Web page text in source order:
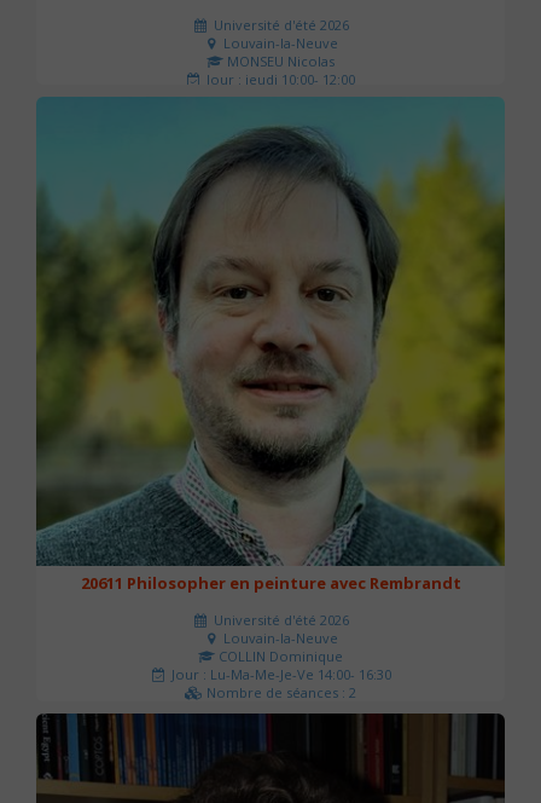
Université d'été 2026
Louvain-la-Neuve
MONSEU Nicolas
Jour : jeudi 10:00- 12:00
Nombre de séances : 1
20611 Philosopher en peinture avec Rembrandt
Université d'été 2026
Louvain-la-Neuve
COLLIN Dominique
Jour : Lu-Ma-Me-Je-Ve 14:00- 16:30
Nombre de séances : 2
51 €